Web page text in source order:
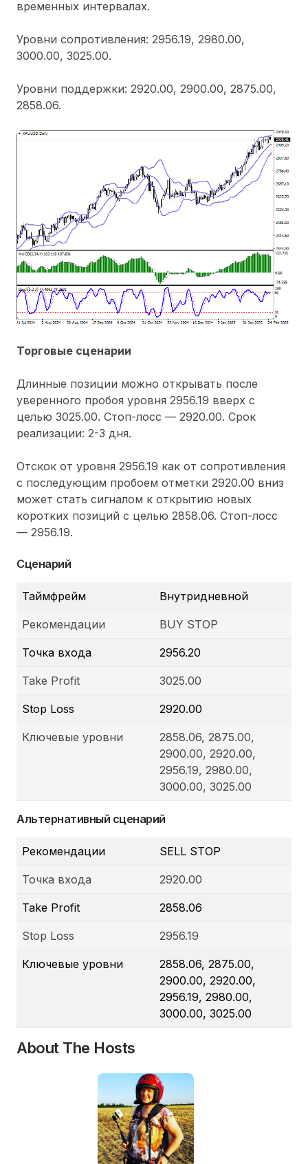
временных интервалах.
Уровни сопротивления: 2956.19, 2980.00,
3000.00, 3025.00.
Уровни поддержки: 2920.00, 2900.00, 2875.00,
2858.06.
Торговые сценарии
Длинные позиции можно открывать после
уверенного пробоя уровня 2956.19 вверх с
целью 3025.00. Стоп-лосс — 2920.00. Срок
реализации: 2-3 дня.
Отскок от уровня 2956.19 как от сопротивления
с последующим пробоем отметки 2920.00 вниз
может стать сигналом к открытию новых
коротких позиций с целью 2858.06. Стоп-лосс
— 2956.19.
Сценарий
Таймфрейм Внутридневной
Рекомендации BUY STOP
Точка входа 2956.20
Take Profit 3025.00
Stop Loss 2920.00
Ключевые уровни
2858.06, 2875.00,
2900.00, 2920.00,
2956.19, 2980.00,
3000.00, 3025.00
Альтернативный сценарий
Рекомендации SELL STOP
Точка входа 2920.00
Take Profit 2858.06
Stop Loss 2956.19
Ключевые уровни
2858.06, 2875.00,
2900.00, 2920.00,
2956.19, 2980.00,
3000.00, 3025.00
About The Hosts